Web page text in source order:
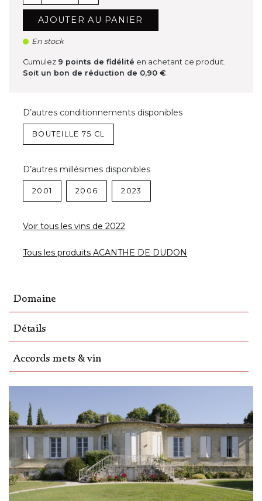
AJOUTER AU PANIER
En stock
Cumulez 9 points de fidélité en achetant ce produit.
Soit un bon de réduction de 0,90 €.
D’autres conditionnements disponibles
BOUTEILLE 75 CL
D’autres millésimes disponibles
2001 2006 2023
Voir tous les vins de 2022
Tous les produits ACANTHE DE DUDON
Domaine
Détails
Accords mets & vin